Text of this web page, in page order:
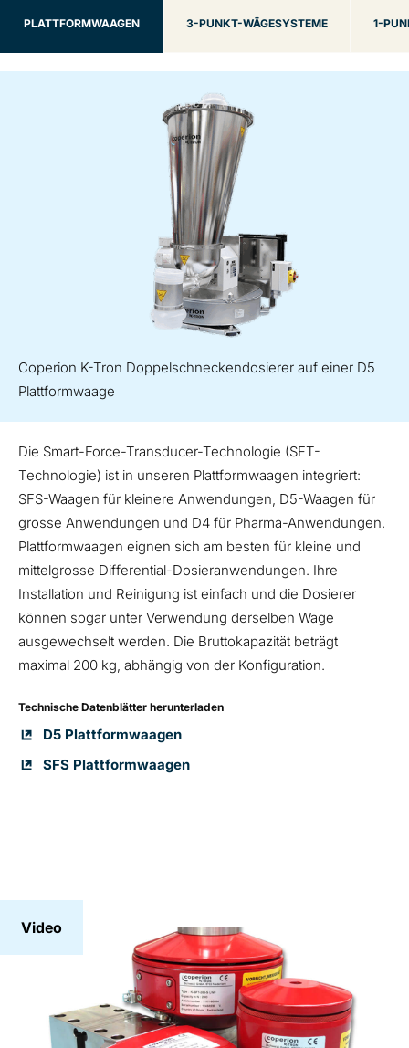
PLATTFORMWAAGEN 3-PUNKT-WÄGESYSTEME 1-
Coperion K-Tron Doppelschneckendosierer auf einer D5
Plattformwaage
Die Smart-Force-Transducer-Technologie (SFT-
Technologie) ist in unseren Plattformwaagen integriert:
SFS-Waagen für kleinere Anwendungen, D5-Waagen für
grosse Anwendungen und D4 für Pharma-Anwendungen.
Plattformwaagen eignen sich am besten für kleine und
mittelgrosse Differential-Dosieranwendungen. Ihre
Installation und Reinigung ist einfach und die Dosierer
können sogar unter Verwendung derselben Wage
ausgewechselt werden. Die Bruttokapazität beträgt
maximal 200 kg, abhängig von der Konfiguration.
Technische Datenblätter herunterladen
D5 Plattformwaagen
SFS Plattformwaagen
Video